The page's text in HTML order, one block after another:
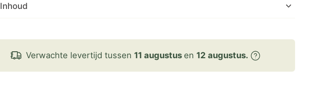
Inhoud
Verwachte levertijd tussen 11 augustus en 12 augustus.